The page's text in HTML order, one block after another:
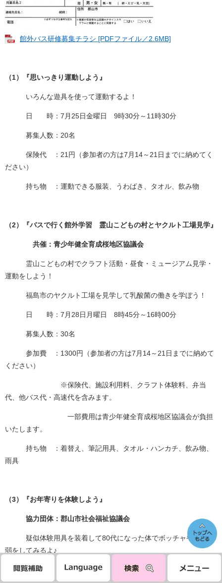
館外バス研修募集チラシ [PDFファイル／2.6MB]
（1）『思いっきり運動しよう』
いろんな遊具を使って運動するよ！
日 時：7月25日金曜日 9時30分～11時30分
募集人数：20名
保険代 ：21円（参加者の方は7月14～21日までに納めてく
ださい）
持ち物 ：運動できる服装、うわばき、タオル、飲み物
（2）『バスで行く館外学習 霊山こどもの村とヤクルト工場見学』
共催：青少年健全育成桜地区協議会
霊山こどもの村でクラフト活動・昼食・ミュージアム見学・
運動をしよう！
福島市のヤクルト工場を見学して乳酸菌の働きを学ぼう！
日 時：7月28日月曜日 8時45分～16時00分
募集人数：30名
参加費 ：1300円（参加者の方は7月14～21日までに納めて
ください）
※保険代、施設利用料、クラフト体験料、弁当
代、他バス代・高速代を含みます。
一部費用は青少年健全育成桜地区協議会が負担
いたします。
持ち物 ：着替え、筆記用具、タオル・ハンカチ、飲み物、
雨具
（3）『お年寄りを体験しよう』
協力団体：郡山市社会福祉協議会
疑似体験用具を装着して80代になった体でボッチャや神経衰
弱をしてみるよ♪
日 時：8月1日金曜日 9時30分～11時30分